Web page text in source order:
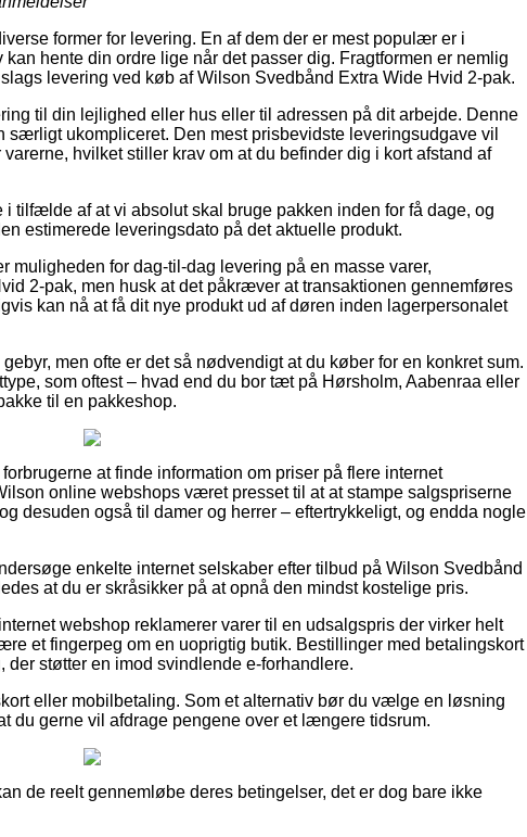
former for levering. En af dem der er mest populær er i
hente din ordre lige når det passer dig. Fragtformen er nemlig
levering ved køb af Wilson Svedbånd Extra Wide Hvid 2-pak.
til din lejlighed eller hus eller til adressen på dit arbejde. Denne
særligt ukompliceret. Den mest prisbevidste leveringsudgave vil
hvilket stiller krav om at du befinder dig i kort afstand af
tilfælde af at vi absolut skal bruge pakken inden for få dage, og
estimerede leveringsdato på det aktuelle produkt.
muligheden for dag-til-dag levering på en masse varer,
2-pak, men husk at det påkræver at transaktionen gennemføres
kan nå at få dit nye produkt ud af døren inden lagerpersonalet
men ofte er det så nødvendigt at du køber for en konkret sum.
som oftest – hvad end du bor tæt på Hørsholm, Aabenraa eller
til en pakkeshop.
at finde information om priser på flere internet
online webshops været presset til at at stampe salgspriserne
desuden også til damer og herrer – eftertrykkeligt, og endda nogle
enkelte internet selskaber efter tilbud på Wilson Svedbånd
at du er skråsikker på at opnå den mindst kostelige pris.
webshop reklamerer varer til en udsalgspris der virker helt
et fingerpeg om en uoprigtig butik. Bestillinger med betalingskort
støtter en imod svindlende e-forhandlere.
eller mobilbetaling. Som et alternativ bør du vælge en løsning
du gerne vil afdrage pengene over et længere tidsrum.
de reelt gennemløbe deres betingelser, det er dog bare ikke